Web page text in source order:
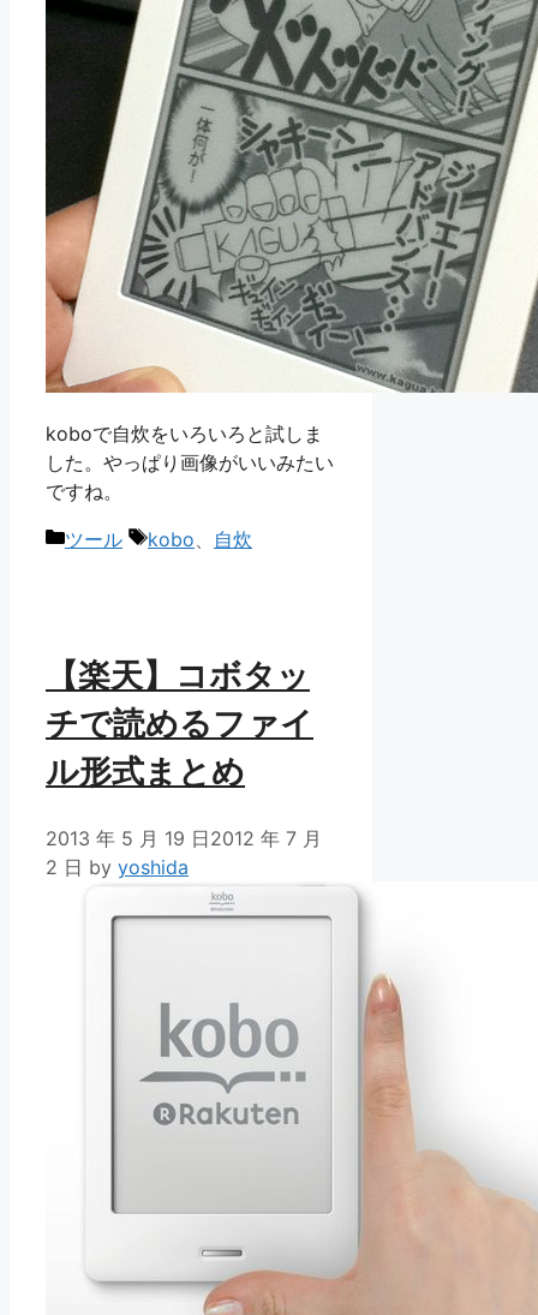
koboで自炊をいろいろと試しま
した。やっぱり画像がいいみたい
ですね。
カ
ー
ツール
タ
kobo 自炊
【楽天】コボタッ
チで読めるファイ
ル形式まとめ
2013 年 5 月 19 日2012 年 7 月
2 日 by yoshida